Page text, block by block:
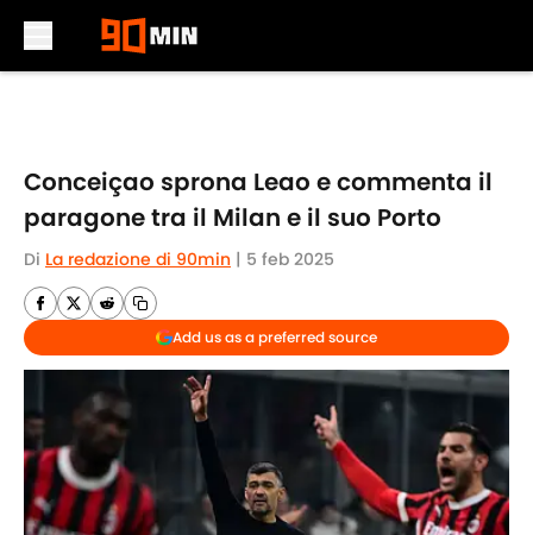
Conceiçao sprona Leao e commenta il
paragone tra il Milan e il suo Porto
Di La redazione di 90min | 5 feb 2025
Add us as a preferred source